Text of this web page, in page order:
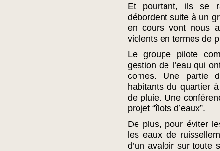
Et pourtant, ils se
débordent suite à un
en cours vont nous
violents en termes de
Le groupe pilote
gestion de l’eau qui
cornes. Une partie
habitants du quartier
de pluie. Une
projet “îlots d’eaux”.
De plus, pour éviter
les eaux de
d’un avaloir sur toute